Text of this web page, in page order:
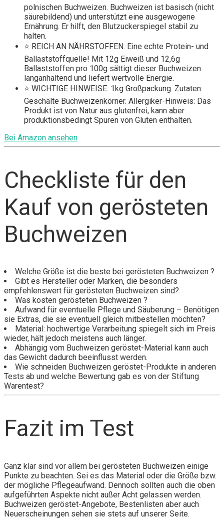
polnischen Buchweizen. Buchweizen ist basisch (nicht
säurebildend) und unterstützt eine ausgewogene
Ernährung. Er hilft, den Blutzuckerspiegel stabil zu
halten.
⭐ REICH AN NÄHRSTOFFEN: Eine echte Protein- und
Ballaststoffquelle! Mit 12g Eiweiß und 12,6g
Ballaststoffen pro 100g sättigt dieser Buchweizen
langanhaltend und liefert wertvolle Energie.
⭐ WICHTIGE HINWEISE: 1kg Großpackung. Zutaten:
Geschälte Buchweizenkörner. Allergiker-Hinweis: Das
Produkt ist von Natur aus glutenfrei, kann aber
produktionsbedingt Spuren von Gluten enthalten.
Bei Amazon ansehen
Checkliste für den
Kauf von gerösteten
Buchweizen
Welche Größe ist die beste bei gerösteten Buchweizen ?
Gibt es Hersteller oder Marken, die besonders
empfehlenswert für gerösteten Buchweizen sind?
Was kosten gerösteten Buchweizen ?
Aufwand für eventuelle Pflege und Säuberung – Benötigen
sie Extras, die sie eventuell gleich mitbestellen möchten?
Material: hochwertige Verarbeitung spiegelt sich im Preis
wieder, hält jedoch meistens auch länger.
Abhängig vom Buchweizen geröstet-Material kann auch
das Gewicht dadurch beeinflusst werden.
Wie schneiden Buchweizen geröstet-Produkte in anderen
Tests ab und welche Bewertung gab es von der Stiftung
Warentest?
Fazit im Test
Ganz klar sind vor allem bei gerösteten Buchweizen einige
Punkte zu beachten. Sei es das Material oder die Größe bzw.
der mögliche Pflegeaufwand. Dennoch sollten auch die oben
aufgeführten Aspekte nicht außer Acht gelassen werden.
Buchweizen geröstet-Angebote, Bestenlisten aber auch
Neuerscheinungen sehen sie stets auf unserer Seite.